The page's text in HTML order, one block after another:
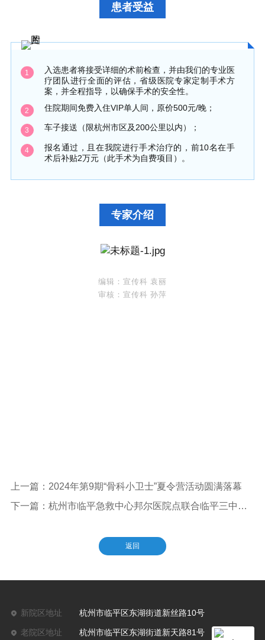
患者受益
1
入选患者将接受详细的术前检查，并由我们的专业医
疗团队进行全面的评估，省级医院专家定制手术方
案，并全程指导，以确保手术的安全性。
2 住院期间免费入住VIP单人间，原价500元/晚；
3 车子接送（限杭州市区及200公里以内）；
4
报名通过，且在我院进行手术治疗的，前10名在手
术后补贴2万元（此手术为自费项目）。
专家介绍
编辑：宣传科 袁丽
审核：宣传科 孙萍
上一篇：2024年第9期“骨科小卫士”夏令营活动圆满落幕
下一篇：杭州市临平急救中心邦尔医院点联合临平三中开展暑假安全急救培训活动
返回
新院区地址 杭州市临平区东湖街道新丝路10号
老院区地址 杭州市临平区东湖街道新天路81号